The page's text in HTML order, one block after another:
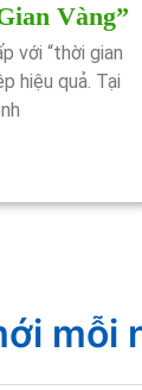
Vàng”
với “thời gian
hiệu quả. Tại
mỗi